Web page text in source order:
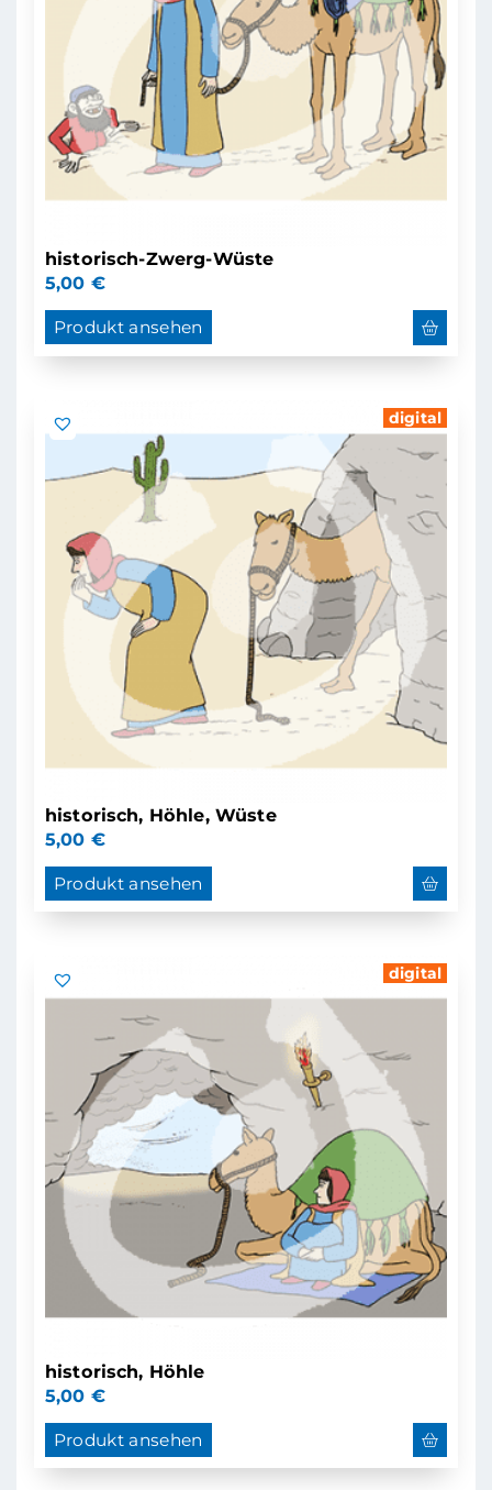
historisch-Zwerg-Wüste
5,00 €
Produkt ansehen
digital
historisch, Höhle, Wüste
5,00 €
Produkt ansehen
digital
historisch, Höhle
5,00 €
Produkt ansehen